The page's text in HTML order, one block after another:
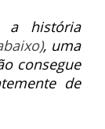
a história
, uma
consegue
de